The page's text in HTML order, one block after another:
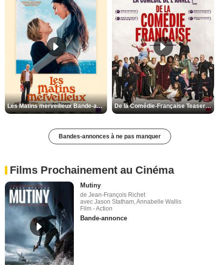
Les Matins merveilleux Bande-annonce VF De la Comédie-Française Teaser VF
Bandes-annonces à ne pas manquer
Films Prochainement au Cinéma
Mutiny
de Jean-François Richet
avec Jason Statham, Annabelle Wallis
Film - Action
Bande-annonce